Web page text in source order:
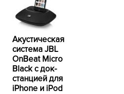
Акустическая
система JBL
OnBeat Micro
Black с док-
станцией для
iPhone и iPod